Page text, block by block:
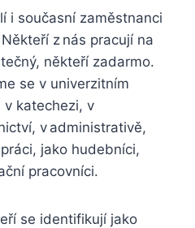
i současní zaměstnanci
z nás pracují na
někteří zadarmo.
se v univerzitním
v katechezi, v
v administrativě,
jako hudebníci,
pracovníci.
se identifikují jako